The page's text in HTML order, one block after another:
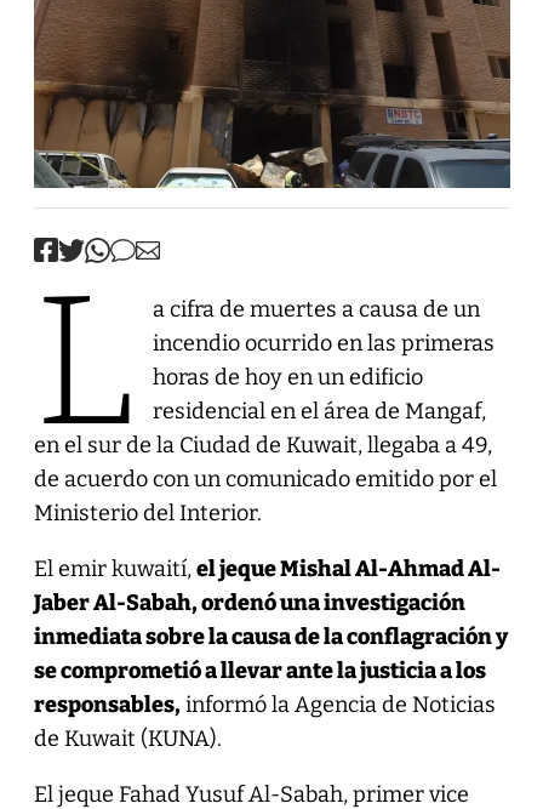
L
a cifra de muertes a causa de un
incendio ocurrido en las primeras
horas de hoy en un edificio
residencial en el área de Mangaf,
en el sur de la Ciudad de Kuwait, llegaba a 49,
de acuerdo con un comunicado emitido por el
Ministerio del Interior.
El emir kuwaití,el jeque Mishal Al-Ahmad Al-
Jaber Al-Sabah, ordenó una investigación
inmediata sobre la causa de la conflagración y
se comprometió a llevar ante la justicia a los
responsables,informó la Agencia de Noticias
de Kuwait (KUNA).
El jeque Fahad Yusuf Al-Sabah, primer vice